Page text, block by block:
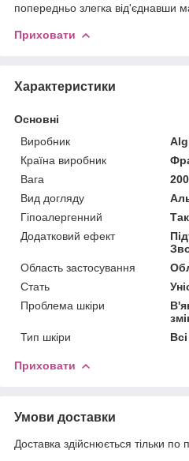
попередньо злегка від'єднавши
Приховати
Характеристики
Основні
Виробник
Alg
Країна виробник
Вага
Вид догляду
Гіпоалергенний
Так
Додатковий ефект
Область застосування
Стать
Проблема шкіри
Тип шкіри
Приховати
Умови доставки
Доставка здійснюється тільки по